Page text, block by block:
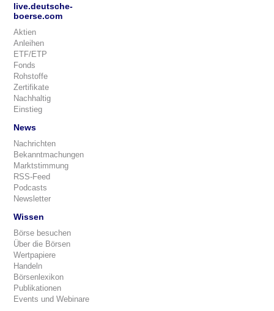
live.deutsche-
boerse.com
Aktien
Anleihen
ETF/ETP
Fonds
Rohstoffe
Zertifikate
Nachhaltig
Einstieg
News
Nachrichten
Bekanntmachungen
Marktstimmung
RSS-Feed
Podcasts
Newsletter
Wissen
Börse besuchen
Über die Börsen
Wertpapiere
Handeln
Börsenlexikon
Publikationen
Events und Webinare